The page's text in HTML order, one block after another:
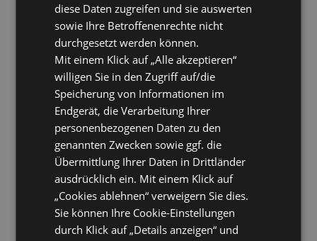
diese Daten zugreifen und sie auswerten
sowie Ihre Betroffenenrechte nicht
durchgesetzt werden können.
Mit einem Klick auf „Alle akzeptieren“
willigen Sie in den Zugriff auf/die
Speicherung von Informationen im
Endgerät, die Verarbeitung Ihrer
personenbezogenen Daten zu den
genannten Zwecken sowie ggf. die
Übermittlung Ihrer Daten in Drittländer
ausdrücklich ein. Mit einem Klick auf
„Cookies ablehnen“ verweigern Sie dies.
Sie können Ihre Cookie-Einstellungen
durch Klick auf „Details anzeigen“ und